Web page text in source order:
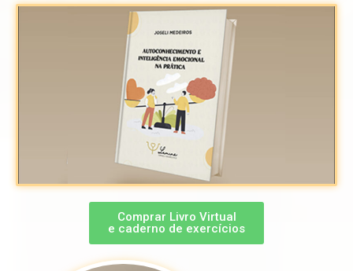
Comprar Livro Virtual
e caderno de exercícios